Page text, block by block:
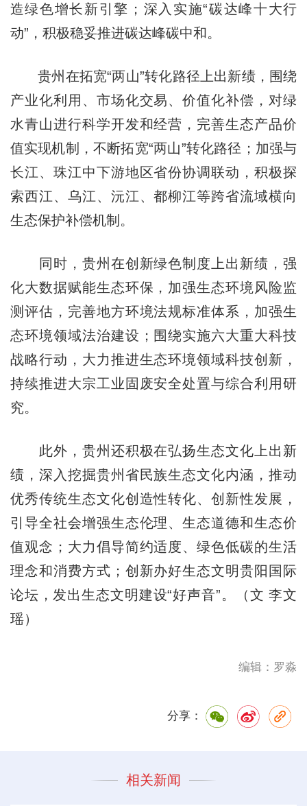
造绿色增长新引擎；深入实施“碳达峰十大行
动”，积极稳妥推进碳达峰碳中和。
贵州在拓宽“两山”转化路径上出新绩，围绕
产业化利用、市场化交易、价值化补偿，对绿
水青山进行科学开发和经营，完善生态产品价
值实现机制，不断拓宽“两山”转化路径；加强与
长江、珠江中下游地区省份协调联动，积极探
索西江、乌江、沅江、都柳江等跨省流域横向
生态保护补偿机制。
同时，贵州在创新绿色制度上出新绩，强
化大数据赋能生态环保，加强生态环境风险监
测评估，完善地方环境法规标准体系，加强生
态环境领域法治建设；围绕实施六大重大科技
战略行动，大力推进生态环境领域科技创新，
持续推进大宗工业固废安全处置与综合利用研
究。
此外，贵州还积极在弘扬生态文化上出新
绩，深入挖掘贵州省民族生态文化内涵，推动
优秀传统生态文化创造性转化、创新性发展，
引导全社会增强生态伦理、生态道德和生态价
值观念；大力倡导简约适度、绿色低碳的生活
理念和消费方式；创新办好生态文明贵阳国际
论坛，发出生态文明建设“好声音”。（文 李文
瑶）
编辑：罗淼
分享：
相关新闻